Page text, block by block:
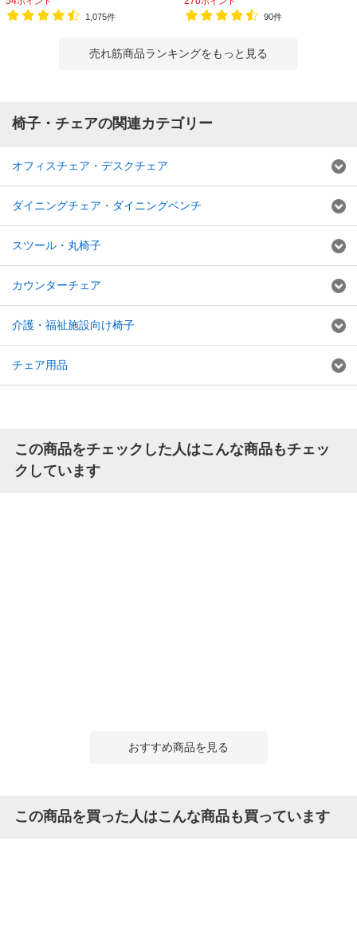
1,075件
ア
90件
売れ筋商品ランキングをもっと見る
椅子・チェアの関連カテゴリー
オフィスチェア・デスクチェア
ダイニングチェア・ダイニングベンチ
スツール・丸椅子
カウンターチェア
介護・福祉施設向け椅子
チェア用品
この商品をチェックした人はこんな商品もチェッ
クしています
おすすめ商品を見る
この商品を買った人はこんな商品も買っています